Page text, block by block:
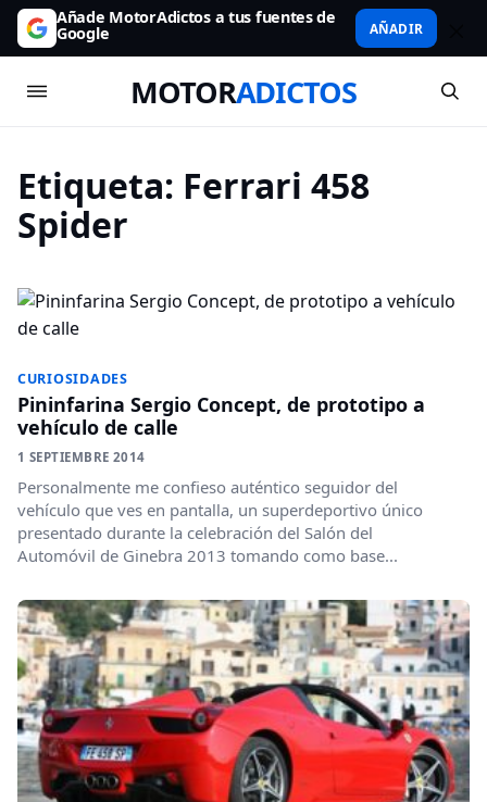
Añade MotorAdictos a tus fuentes de
Google AÑADIR
MOTORADICTOS
Etiqueta: Ferrari 458
Spider
CURIOSIDADES
Pininfarina Sergio Concept, de prototipo a
vehículo de calle
1 SEPTIEMBRE 2014
Personalmente me confieso auténtico seguidor del
vehículo que ves en pantalla, un superdeportivo único
presentado durante la celebración del Salón del
Automóvil de Ginebra 2013 tomando como base...